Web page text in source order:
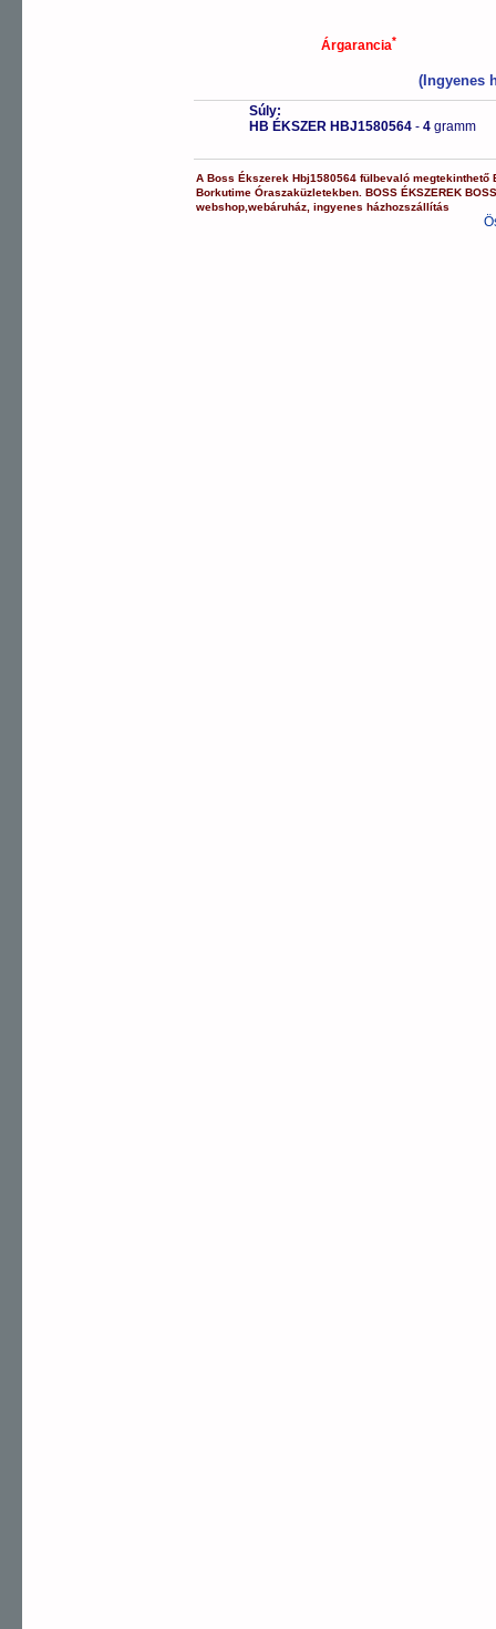
Árgarancia*
(Ingyenes
Súly:
HB ÉKSZER HBJ1580564 - 4 gramm
ABoss Ékszerek Hbj1580564 fülbevaló megtekinthető
Borkutime Óraszaküzletekben.BOSS ÉKSZEREK
webshop ,webáruház ,ingyenes házhozszállítás